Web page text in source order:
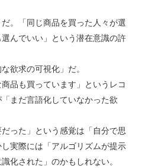
。「同じ商品を買った人々が選
んでいい」という潜在意識の許
欲求の可視化」だ。
品も買っています」というレコ
まだ言語化していなかった欲
った」という感覚は「自分で思
実際には「アルゴリズムが提示
化された」のかもしれない。